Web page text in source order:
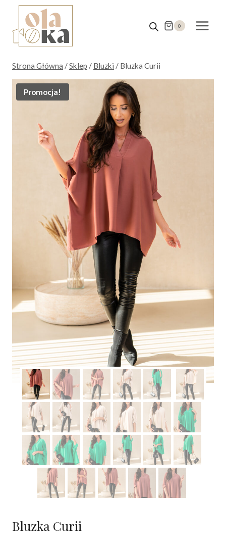
Przejdź
treści
0
Strona Główna /Sklep / Bluzki / Bluzka Curii
Promocja!
Bluzka Curii